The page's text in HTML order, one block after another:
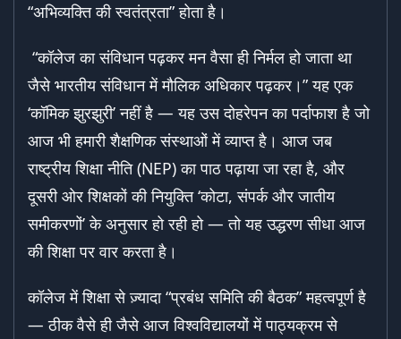
“अभिव्यक्ति की स्वतंत्रता” होता है।
“कॉलेज का संविधान पढ़कर मन वैसा ही निर्मल हो जाता था
जैसे भारतीय संविधान में मौलिक अधिकार पढ़कर।” यह एक
‘कॉमिक झुरझुरी’ नहीं है — यह उस दोहरेपन का पर्दाफाश है जो
आज भी हमारी शैक्षणिक संस्थाओं में व्याप्त है। आज जब
राष्ट्रीय शिक्षा नीति (NEP) का पाठ पढ़ाया जा रहा है, और
दूसरी ओर शिक्षकों की नियुक्ति ‘कोटा, संपर्क और जातीय
समीकरणों’ के अनुसार हो रही हो — तो यह उद्धरण सीधा आज
की शिक्षा पर वार करता है।
कॉलेज में शिक्षा से ज़्यादा “प्रबंध समिति की बैठक” महत्वपूर्ण है
— ठीक वैसे ही जैसे आज विश्वविद्यालयों में पाठ्यक्रम से